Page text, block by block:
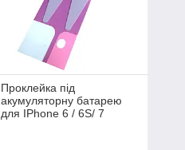
Проклейка під
акумуляторну батарею
для IPhone 6 / 6S/ 7